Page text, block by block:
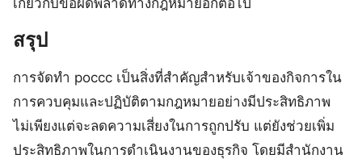
สรุป
การจัดทำ poccc เป็นสิ่งที่สำคัญสำหรับเจ้าของกิจการใน
การควบคุมและปฏิบัติตามกฎหมายอย่างมีประสิทธิภาพ
ไม่เพียงแต่จะลดความเสี่ยงในการถูกปรับ แต่ยังช่วยเพิ่ม
ประสิทธิภาพในการดำเนินงานของธุรกิจ โดยมีสำนักงาน